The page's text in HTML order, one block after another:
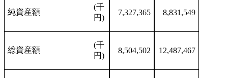
純資産額
(千
円)
7,327,365 8,831,549
総資産額
(千
円)
8,504,502 12,487,467